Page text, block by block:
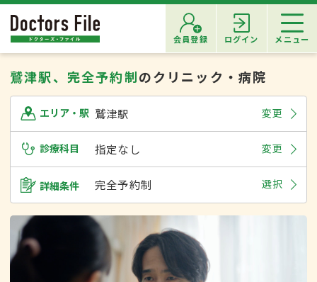
会員登録 ログイン メニュー
鷲津駅、完全予約制のクリニック・病院
エリア・駅 鷲津駅 変更
診療科目 指定なし 変更
詳細条件 完全予約制 選択